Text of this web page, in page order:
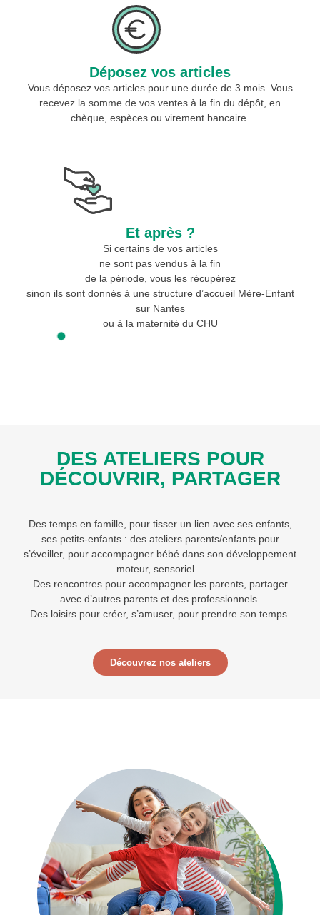
Déposez vos articles
Vous déposez vos articles pour une durée de 3 mois. Vous
recevez la somme de vos ventes à la fin du dépôt, en
chèque, espèces ou virement bancaire.
Et après ?
Si certains de vos articles
ne sont pas vendus à la fin
de la période, vous les récupérez
sinon ils sont donnés à une structure d’accueil Mère-Enfant
sur Nantes
ou à la maternité du CHU
DES ATELIERS POUR
DÉCOUVRIR, PARTAGER
Des temps en famille, pour tisser un lien avec ses enfants,
ses petits-enfants : des ateliers parents/enfants pour
s’éveiller, pour accompagner bébé dans son développement
moteur, sensoriel…
Des rencontres pour accompagner les parents, partager
avec d’autres parents et des professionnels.
Des loisirs pour créer, s’amuser, pour prendre son temps.
Découvrez nos ateliers